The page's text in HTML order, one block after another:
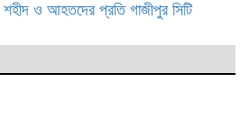
ও আহতদের প্রতি গাজীপুর সিটি